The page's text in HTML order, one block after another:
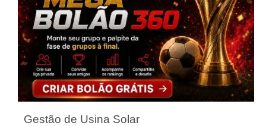
Gestão de Usina Solar